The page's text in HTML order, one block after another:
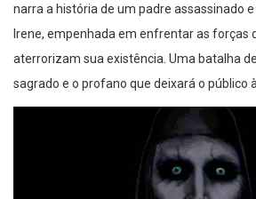
Irene, empenhada em enfrentar as forças
aterrorizam sua existência. Uma batalha
sagrado e o profano que deixará o público